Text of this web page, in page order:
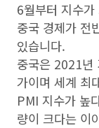
6월부터 지수
중국 경제가 전
있습니다.
중국은 2021년
가이며 세계 최
PMI 지수가 높
량이 크다는 이